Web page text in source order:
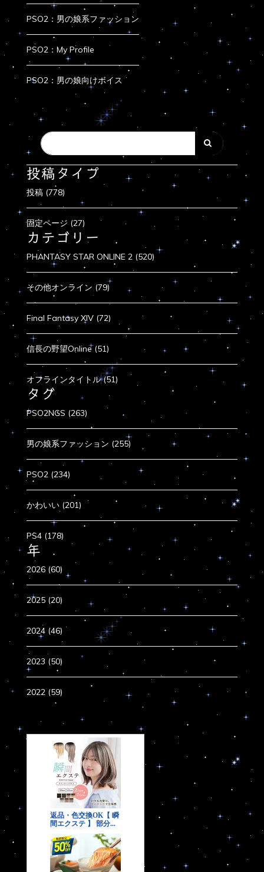
PSO2：男の娘系ファッション
PSO2：My Profile
PSO2：男の娘向けボイス
投稿タイプ
投稿 (778)
固定ページ (27)
カテゴリー
PHANTASY STAR ONLINE 2 (520)
その他オンライン (79)
Final Fantasy XIV (72)
信長の野望Online (51)
オフラインタイトル (51)
タグ
PSO2NGS (263)
男の娘系ファッション (255)
PSO2 (234)
かわいい (201)
PS4 (178)
年
2026 (60)
2025 (20)
2024 (46)
2023 (50)
2022 (59)